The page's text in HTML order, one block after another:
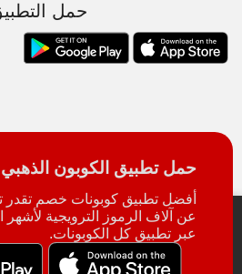
حمل
حمل تطبيق الكوبون الذهبي
أفضل تطبيق كوبونات خصم تقدر
عن آلاف الرموز الترويجية لأشهر
عبر تطبيق كل الكوبونات.